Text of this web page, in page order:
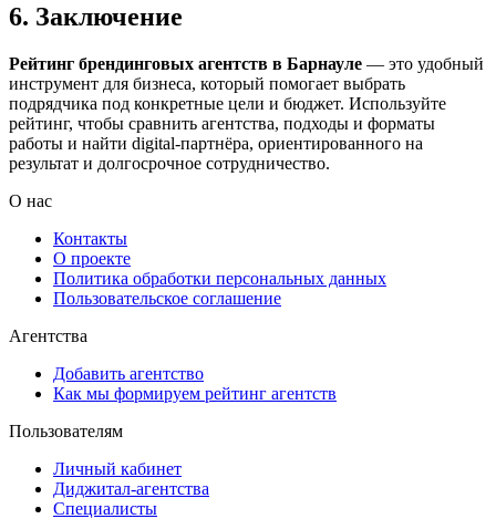
6. Заключение
Рейтинг брендинговых агентств в Барнауле — это удобный
инструмент для бизнеса, который помогает выбрать
подрядчика под конкретные цели и бюджет. Используйте
рейтинг, чтобы сравнить агентства, подходы и форматы
работы и найти digital-партнёра, ориентированного на
результат и долгосрочное сотрудничество.
О нас
Контакты
О проекте
Политика обработки персональных данных
Пользовательское соглашение
Агентства
Добавить агентство
Как мы формируем рейтинг агентств
Пользователям
Личный кабинет
Диджитал-агентства
Специалисты